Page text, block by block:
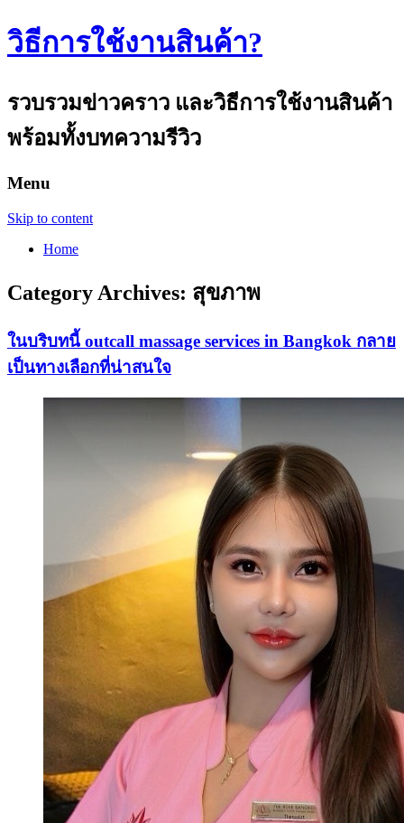
วิธีการใช้งานสินค้า?
รวบรวมข่าวคราว และวิธีการใช้งานสินค้า
พร้อมทั้งบทความรีวิว
Menu
Skip to content
Home
Category Archives: สุขภาพ
ในบริบทนี้ outcall massage services in Bangkok กลาย
เป็นทางเลือกที่น่าสนใจ